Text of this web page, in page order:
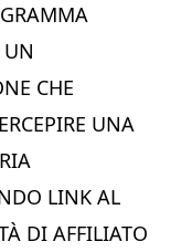
CHE
UNA
LINK AL
DI AFFILIATO